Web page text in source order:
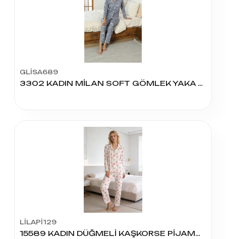
GLİSA689
3302 KADIN MİLAN SOFT GÖMLEK YAKA PİJAMA TAKIM
LİLAPİ129
15589 KADIN DÜĞMELİ KAŞKORSE PİJAMA TAKIM